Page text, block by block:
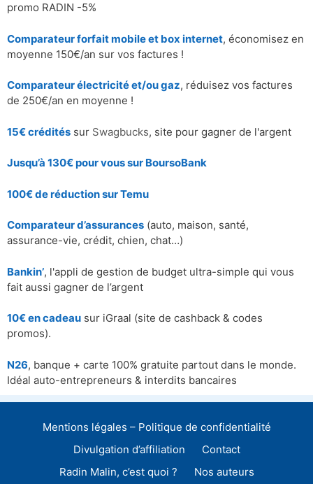
promo RADIN -5%
Comparateur forfait mobile et box internet, économisez en
moyenne 150€/an sur vos factures !
Comparateur électricité et/ou gaz, réduisez vos factures
de 250€/an en moyenne !
15€ crédités sur Swagbucks, site pour gagner de l'argent
Jusqu’à 130€ pour vous sur BoursoBank
100€ de réduction surTemu
Comparateur d’assurances (auto, maison, santé,
assurance-vie, crédit, chien, chat…)
Bankin’, l'appli de gestion de budget ultra-simple qui vous
fait aussi gagner de l’argent
10€ en cadeau sur iGraal (site de cashback & codes
promos).
N26, banque + carte 100% gratuite partout dans le monde.
Idéal auto-entrepreneurs & interdits bancaires
Mentions légales – Politique de confidentialité
Divulgation d’affiliation
Contact
Radin Malin, c’est quoi ?
Nos auteurs